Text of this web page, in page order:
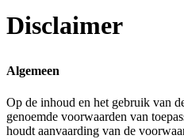
Disclaimer
Algemeen
Op de inhoud en het gebruik van
genoemde voorwaarden van
houdt aanvaarding van de